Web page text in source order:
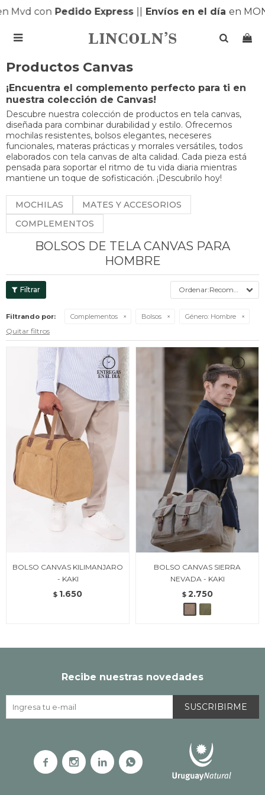
Mvd conPedido Express| Envíos en el díaen

Productos Canvas
¡Encuentra el complemento perfecto para ti en
nuestra colección de Canvas!
Descubre nuestra colección de productos en tela canvas,
diseñada para combinar durabilidad y estilo. Ofrecemos
mochilas resistentes, bolsos elegantes, neceseres
funcionales, materas prácticas y morrales versátiles, todos
elaborados con tela canvas de alta calidad. Cada pieza está
pensada para soportar el ritmo de tu vida diaria mientras
mantiene un toque de sofisticación. ¡Descubrilo hoy!
MOCHILAS
MATES Y ACCESORIOS
COMPLEMENTOS
BOLSOS DE TELA CANVAS PARA
HOMBRE
Recomendados
Filtrando por: Complementos Bolsos Género: Hombre
Quitar filtros
BOLSO CANVAS KILIMANJARO
- KAKI
$ 1.650
BOLSO CANVAS SIERRA
NEVADA - KAKI
$ 2.750
Recibe nuestras novedades
SUSCRIBIRME
   